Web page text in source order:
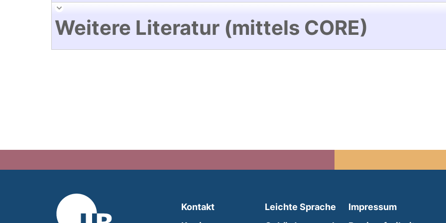
Weitere Literatur (mittels CORE)
Kontakt
Leichte Sprache (external link, opens in a
Impressum